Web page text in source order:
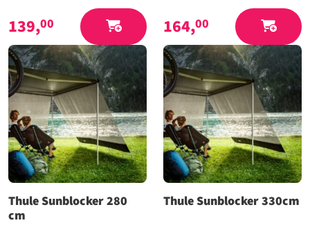
139,00 164,00
Thule Sunblocker 280
cm
Thule Sunblocker 330cm